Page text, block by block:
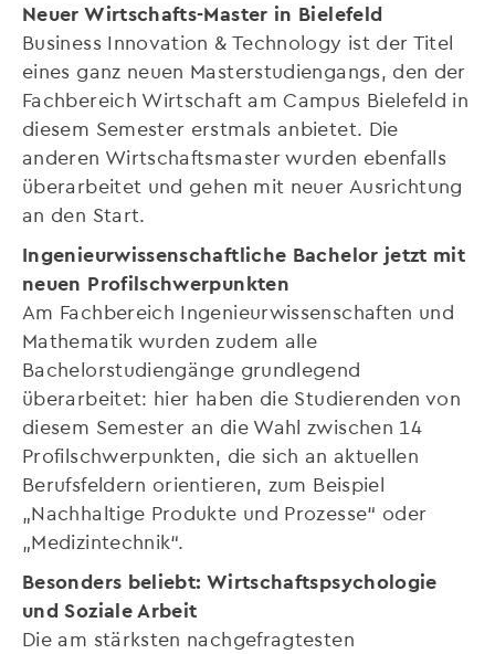
Neuer Wirtschafts-Master in Bielefeld
Business Innovation & Technology ist der Titel
eines ganz neuen Masterstudiengangs, den der
Fachbereich Wirtschaft am Campus Bielefeld in
diesem Semester erstmals anbietet. Die
anderen Wirtschaftsmaster wurden ebenfalls
überarbeitet und gehen mit neuer Ausrichtung
an den Start.
Ingenieurwissenschaftliche Bachelor jetzt mit
neuen Profilschwerpunkten
Am Fachbereich Ingenieurwissenschaften und
Mathematik wurden zudem alle
Bachelorstudiengänge grundlegend
überarbeitet: hier haben die Studierenden von
diesem Semester an die Wahl zwischen 14
Profilschwerpunkten, die sich an aktuellen
Berufsfeldern orientieren, zum Beispiel
„Nachhaltige Produkte und Prozesse“ oder
„Medizintechnik“.
Besonders beliebt: Wirtschaftspsychologie
und Soziale Arbeit
Die am stärksten nachgefragtesten